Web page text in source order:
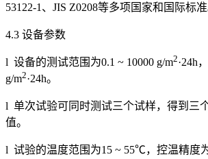
53122-1、JIS Z0208等多项国家和国际标准
4.3 设备参数
l 设备的测试范围为0.1 ~ 10000 g/m2·24h
g/m2·24h。
l 单次试验可同时测试三个试样，得到三
值。
l 试验的温度范围为15 ~ 55℃，控温精度